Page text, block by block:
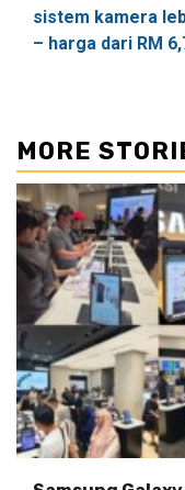
sistem kamera
– harga dari RM
MORE